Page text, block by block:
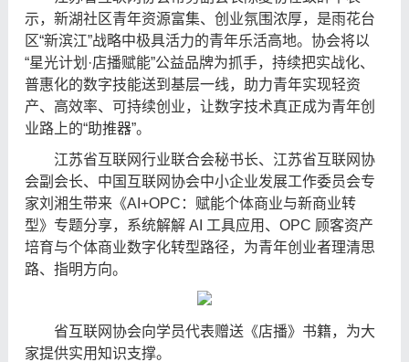
示，新湖社区青年资源富集、创业氛围浓厚，是雨花台
区“新滨江”战略中极具活力的青年乐活高地。协会将以
“星光计划·店播赋能”公益品牌为抓手，持续把实战化、
普惠化的数字技能送到基层一线，助力青年实现轻资
产、高效率、可持续创业，让数字技术真正成为青年创
业路上的“助推器”。
江苏省互联网行业联合会秘书长、江苏省互联网协
会副会长、中国互联网协会中小企业发展工作委员会专
家刘湘生带来《AI+OPC：赋能个体商业与新商业转
型》专题分享，系统解解 AI 工具应用、OPC 顾客资产
培育与个体商业数字化转型路径，为青年创业者理清思
路、指明方向。
省互联网协会向学员代表赠送《店播》书籍，为大
家提供实用知识支撑。